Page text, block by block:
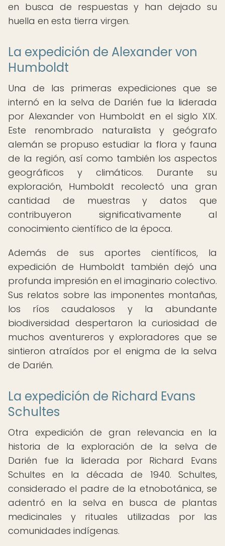
en busca de respuestas y han dejado su
huella en esta tierra virgen.
La expedición de Alexander von
Humboldt
Una de las primeras expediciones que se
internó en la selva de Darién fue la liderada
por Alexander von Humboldt en el siglo XIX.
Este renombrado naturalista y geógrafo
alemán se propuso estudiar la flora y fauna
de la región, así como también los aspectos
geográficos y climáticos. Durante su
exploración, Humboldt recolectó una gran
cantidad de muestras y datos que
contribuyeron significativamente al
conocimiento científico de la época.
Además de sus aportes científicos, la
expedición de Humboldt también dejó una
profunda impresión en el imaginario colectivo.
Sus relatos sobre las imponentes montañas,
los ríos caudalosos y la abundante
biodiversidad despertaron la curiosidad de
muchos aventureros y exploradores que se
sintieron atraídos por el enigma de la selva
de Darién.
La expedición de Richard Evans
Schultes
Otra expedición de gran relevancia en la
historia de la exploración de la selva de
Darién fue la liderada por Richard Evans
Schultes en la década de 1940. Schultes,
considerado el padre de la etnobotánica, se
adentró en la selva en busca de plantas
medicinales y rituales utilizadas por las
comunidades indígenas.